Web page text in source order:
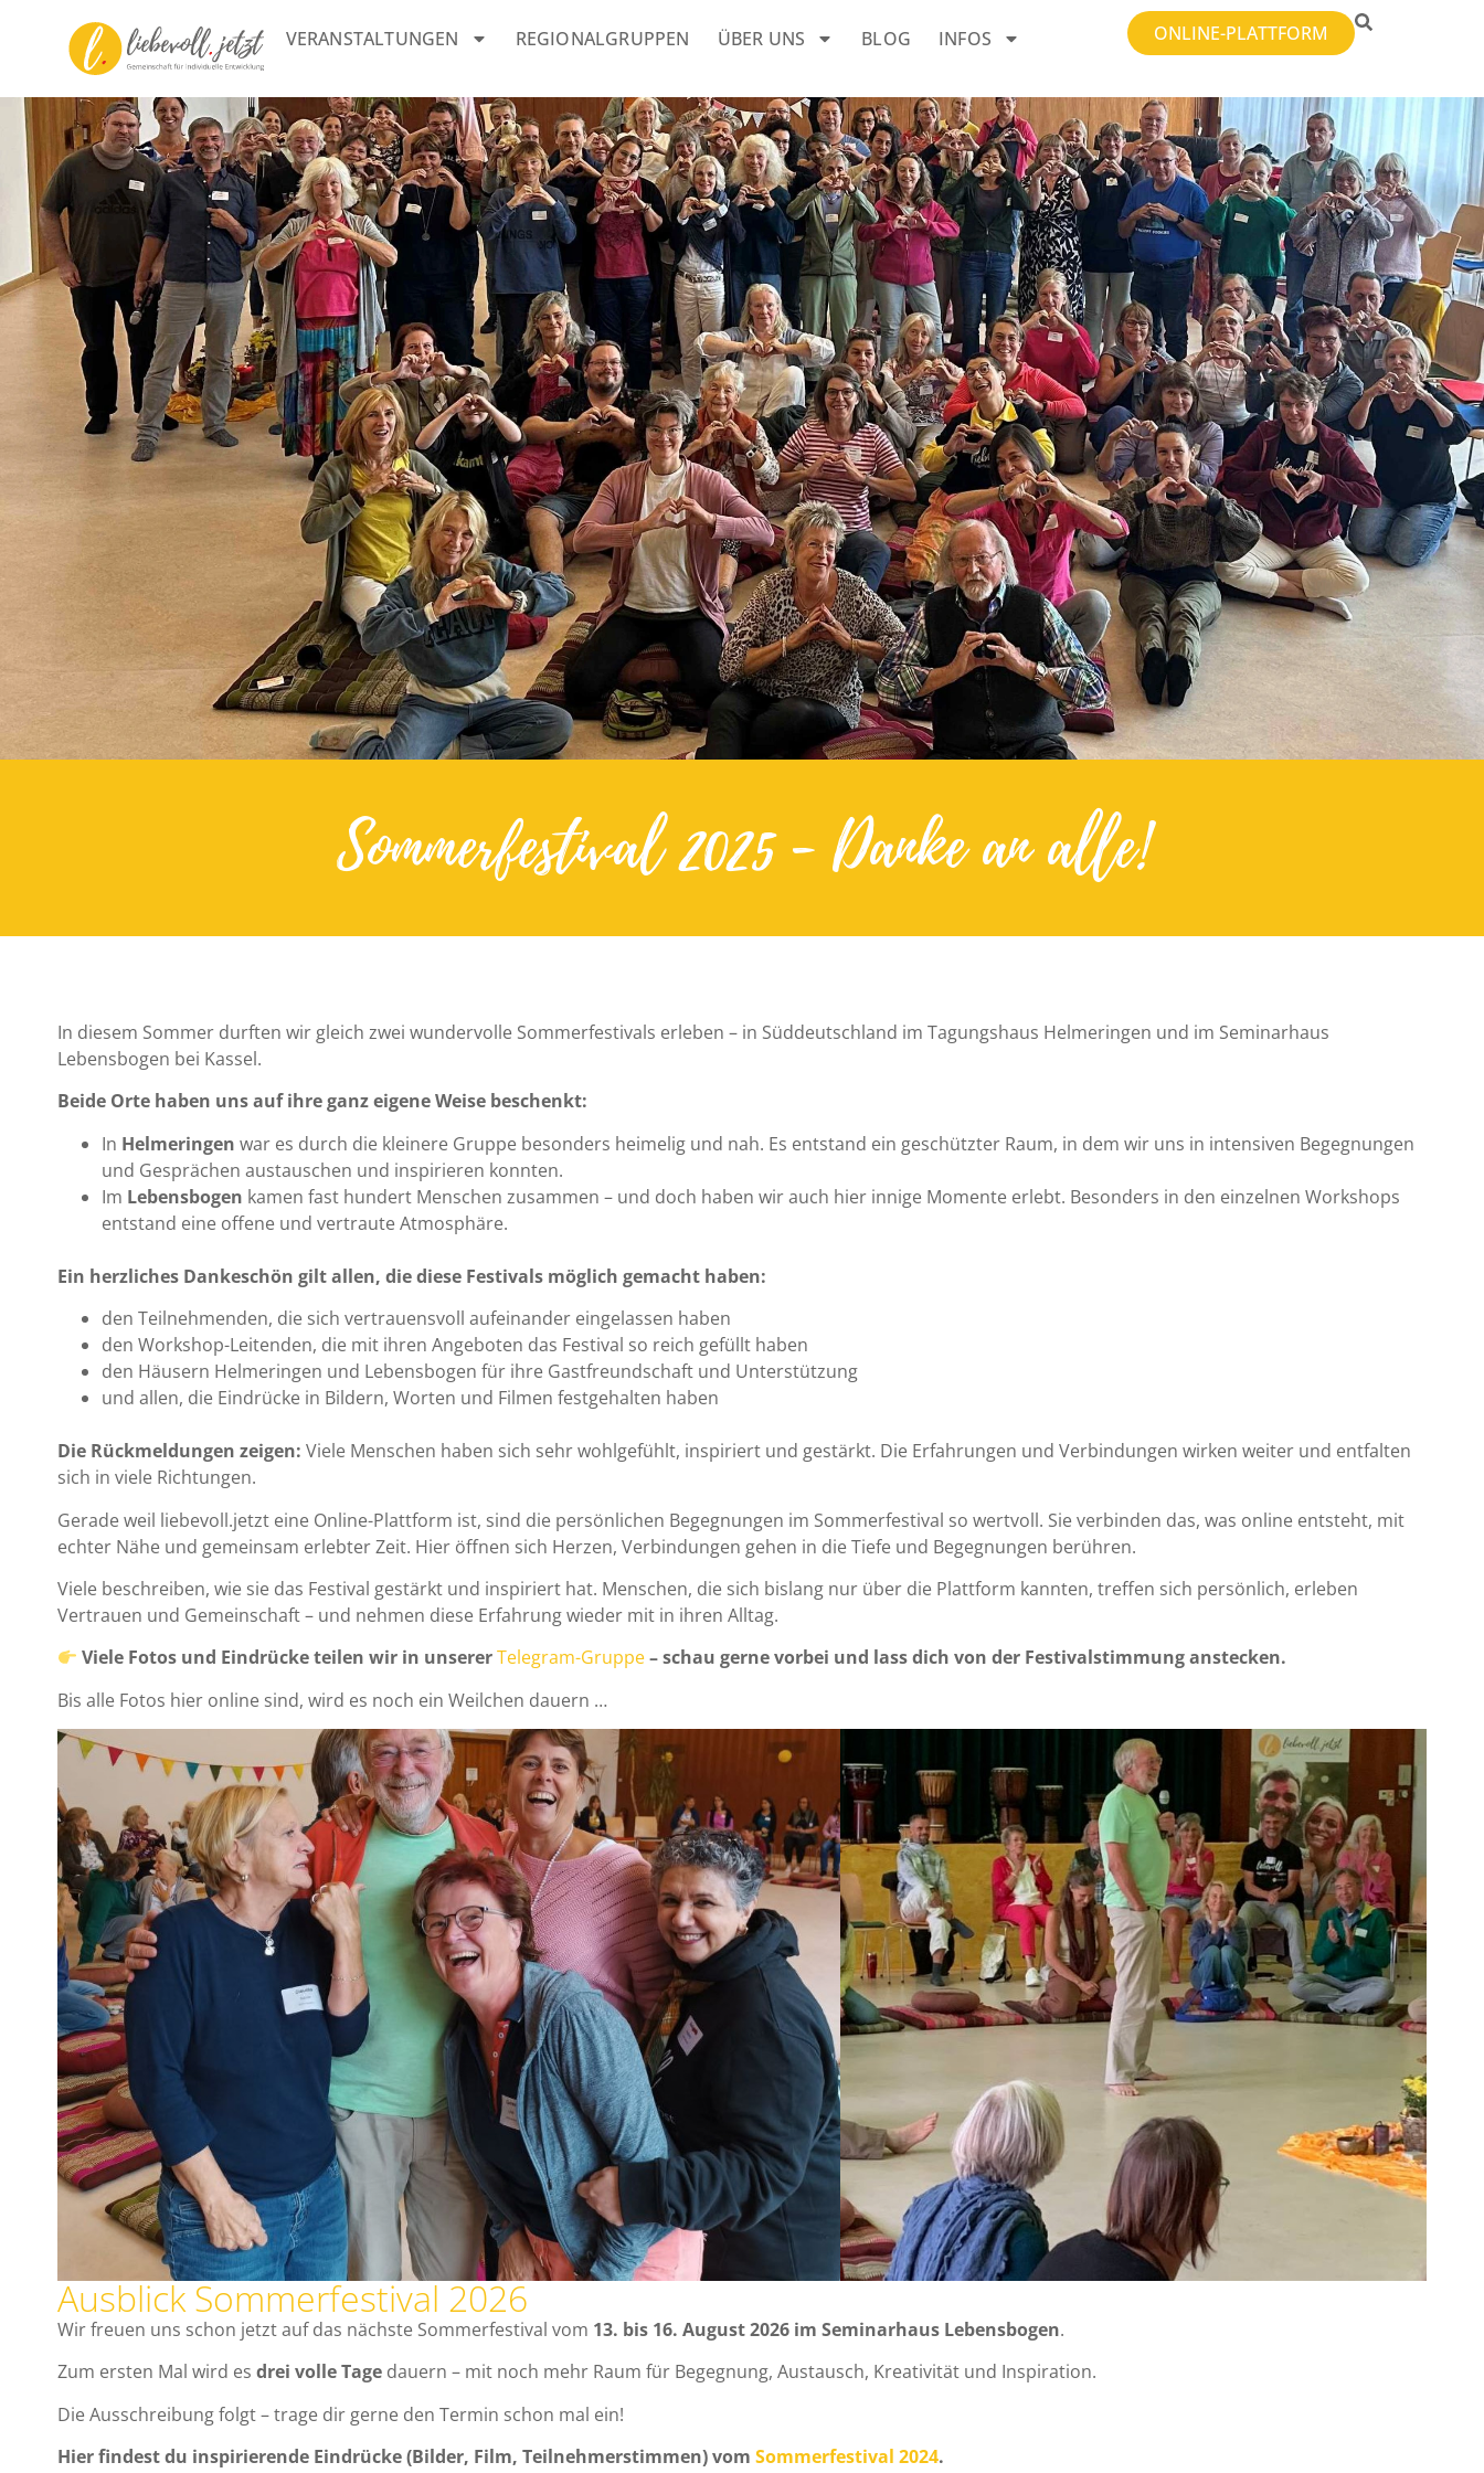
VERANSTALTUNGEN REGIONALGRUPPEN ÜBER UNS BLOG INFOS ONLINE-PLATTFORM
Sommerfestival 2025 - Danke an alle!
In diesem Sommer durften wir gleich zwei wundervolle Sommerfestivals erleben – in Süddeutschland im Tagungshaus Helmeringen und im Seminarhaus
Lebensbogen bei Kassel.
Beide Orte haben uns auf ihre ganz eigene Weise beschenkt:
In Helmeringen war es durch die kleinere Gruppe besonders heimelig und nah. Es entstand ein geschützter Raum, in dem wir uns in intensiven Begegnungen
und Gesprächen austauschen und inspirieren konnten.
Im Lebensbogen kamen fast hundert Menschen zusammen – und doch haben wir auch hier innige Momente erlebt. Besonders in den einzelnen Workshops
entstand eine offene und vertraute Atmosphäre.
Ein herzliches Dankeschön gilt allen, die diese Festivals möglich gemacht haben:
den Teilnehmenden, die sich vertrauensvoll aufeinander eingelassen haben
den Workshop-Leitenden, die mit ihren Angeboten das Festival so reich gefüllt haben
den Häusern Helmeringen und Lebensbogen für ihre Gastfreundschaft und Unterstützung
und allen, die Eindrücke in Bildern, Worten und Filmen festgehalten haben
Die Rückmeldungen zeigen: Viele Menschen haben sich sehr wohlgefühlt, inspiriert und gestärkt. Die Erfahrungen und Verbindungen wirken weiter und entfalten
sich in viele Richtungen.
Gerade weil liebevoll.jetzt eine Online-Plattform ist, sind die persönlichen Begegnungen im Sommerfestival so wertvoll. Sie verbinden das, was online entsteht, mit
echter Nähe und gemeinsam erlebter Zeit. Hier öffnen sich Herzen, Verbindungen gehen in die Tiefe und Begegnungen berühren.
Viele beschreiben, wie sie das Festival gestärkt und inspiriert hat. Menschen, die sich bislang nur über die Plattform kannten, treffen sich persönlich, erleben
Vertrauen und Gemeinschaft – und nehmen diese Erfahrung wieder mit in ihren Alltag.
Viele Fotos und Eindrücke teilen wir in unsererTelegram-Gruppe– schau gerne vorbei und lass dich von der Festivalstimmung anstecken.
Bis alle Fotos hier online sind, wird es noch ein Weilchen dauern …
Ausblick Sommerfestival 2026
Wir freuen uns schon jetzt auf das nächste Sommerfestival vom 13. bis 16. August 2026 im Seminarhaus Lebensbogen.
Zum ersten Mal wird es drei volle Tage dauern – mit noch mehr Raum für Begegnung, Austausch, Kreativität und Inspiration.
Die Ausschreibung folgt – trage dir gerne den Termin schon mal ein!
Hier findest du inspirierende Eindrücke (Bilder, Film, Teilnehmerstimmen) vom Sommerfestival 2024.